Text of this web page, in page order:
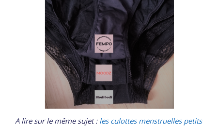
A lire sur le même sujet : les culottes menstruelles petits